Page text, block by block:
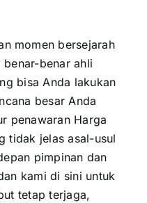
momen bersejarah
benar ahli
bisa Anda lakukan
besar Anda
penawaran Harga
tidak jelas asal-usul
pimpinan dan
kami di sini untuk
tetap terjaga,